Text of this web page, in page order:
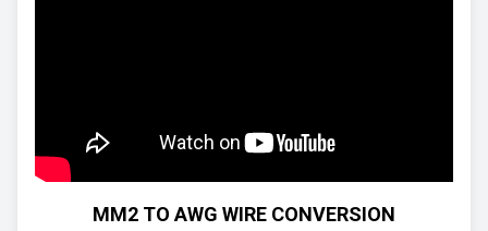
MM2 TO AWG WIRE CONVERSION